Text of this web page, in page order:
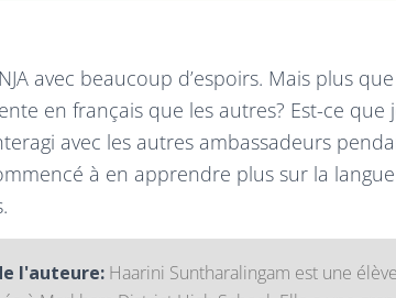
avec beaucoup d’espoirs. Mais plus
en français que les autres? Est-ce que
avec les autres ambassadeurs
à en apprendre plus sur la langue
l'auteure: Haarini Suntharalingam est une